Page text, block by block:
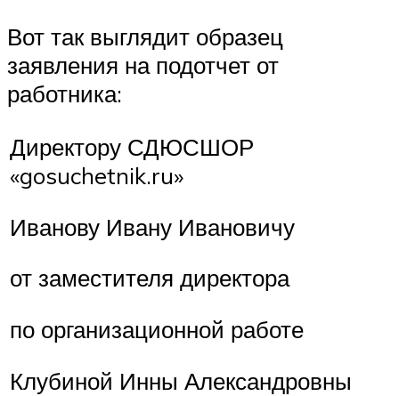
Вот так выглядит образец
заявления на подотчет от
работника:
Директору СДЮСШОР
«gosuchetnik.ru»
Иванову Ивану Ивановичу
от заместителя директора
по организационной работе
Клубиной Инны Александровны